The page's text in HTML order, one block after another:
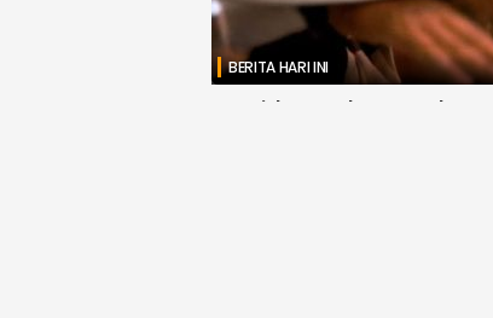
BERITA HARI INI
Presiden Prabowo Tak